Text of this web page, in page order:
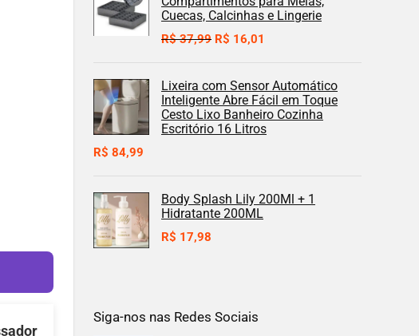
Cuecas, Calcinhas e Lingerie
R$37,99 R$ 16,01
Lixeira com Sensor Automático
Inteligente Abre Fácil em Toque
Cesto Lixo Banheiro Cozinha
Escritório 16 Litros
R$ 84,99
Body Splash Lily 200Ml + 1
Hidratante 200ML
R$ 17,98
Siga-nos nas Redes Sociais